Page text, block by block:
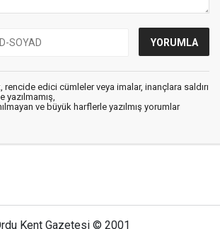
rencide edici cümleler veya imalar, inançlara saldırı
yazılmamış,
ve büyük harflerle yazılmış yorumlar
Kent Gazetesi © 2001